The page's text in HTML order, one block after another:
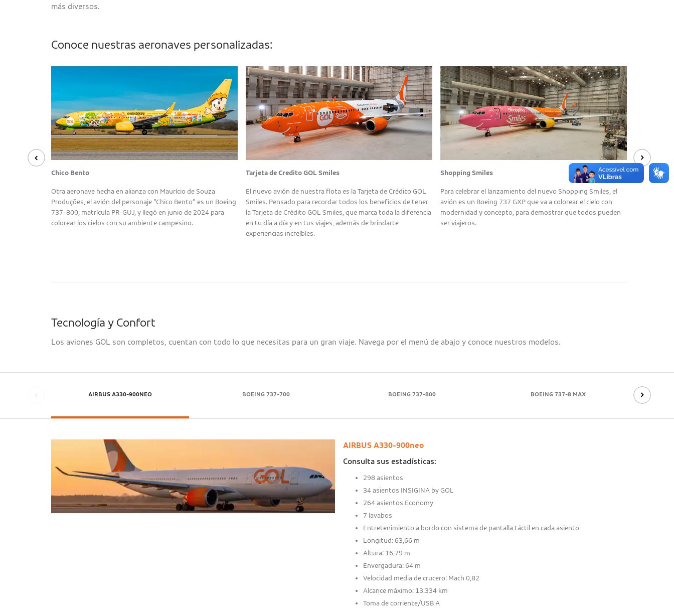
más diversos.
Conoce nuestras aeronaves personalizadas:
Chico Bento
Otra aeronave hecha en alianza con Maurício de Souza
Produções, el avión del personaje “Chico Bento” es un Boeing
737-800, matrícula PR-GUJ, y llegó en junio de 2024 para
colorear los cielos con su ambiente campesino.
Tarjeta de Credito GOL Smiles
El nuevo avión de nuestra flota es la Tarjeta de Crédito GOL
Smiles. Pensado para recordar todos los beneficios de tener
la Tarjeta de Crédito GOL Smiles, que marca toda la diferencia
en tu día a día y en tus viajes, además de brindarte
experiencias increíbles.
Shopping Smiles
Para celebrar el lanzamiento del nuevo Shopping Smiles, el
avión es un Boeing 737 GXP que va a colorear el cielo con
modernidad y concepto, para demostrar que todos pueden
ser viajeros.
Mi Vuelo
Tecnología y Confort
Los aviones GOL son completos, cuentan con todo lo que necesitas para un gran viaje. Navega por el menú de abajo y conoce nuestros modelos.
AIRBUS A330-900NEO BOEING 737-700 BOEING 737-800 BOEING 737-8 MAX
AIRBUS A330-900neo
Consulta sus estadísticas:
298 asientos
34 asientos INSIGINA by GOL
264 asientos Economy
7 lavabos
Entretenimiento a bordo con sistema de pantalla táctil en cada asiento
Longitud: 63,66 m
Altura: 16,79 m
Envergadura: 64 m
Velocidad media de crucero: Mach 0,82
Alcance máximo: 13.334 km
Toma de corriente/USB A